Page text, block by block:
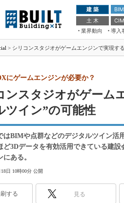
建 築 BIM
土 木
業界動向
導入
ドロー
> シリコンスタジオがゲームエンジンで実現す
ンスタジオがゲーム
ツイン”の可能性
にゲームエンジンが必要か？
はBIMや点群などのデジタルツイン活
ど3Dデータを有効活用できている建
ある。
18日 10時00分 公開
する 見る